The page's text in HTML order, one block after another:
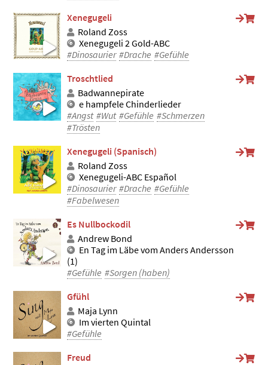
Xenegugeli
Roland Zoss
Xenegugeli 2 Gold-ABC
#Dinosaurier #Drache #Gefühle
Troschtlied
Badwannepirate
e hampfele Chinderlieder
#Angst #Wut #Gefühle #Schmerzen
#Trösten
Xenegugeli (Spanisch)
Roland Zoss
Xenegugeli-ABC Español
#Dinosaurier #Drache #Gefühle
#Fabelwesen
Es Nullbockodil
Andrew Bond
En Tag im Läbe vom Anders Andersson
(1)
#Gefühle #Sorgen (haben)
Gfühl
Maja Lynn
Im vierten Quintal
#Gefühle
Freud